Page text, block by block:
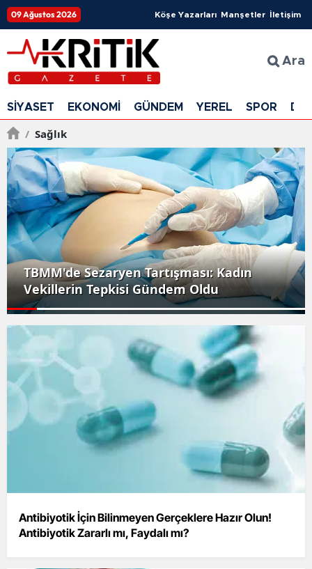
09 Ağustos 2026 Köşe Yazarları Manşetler İletişim
Ara
SİYASET EKONOMİ GÜNDEM YEREL SPOR
/ Sağlık
TBMM'de Sezaryen Tartışması: Kadın
Vekillerin Tepkisi Gündem Oldu
Antibiyotik İçin Bilinmeyen Gerçeklere Hazır Olun!
Antibiyotik Zararlı mı, Faydalı mı?